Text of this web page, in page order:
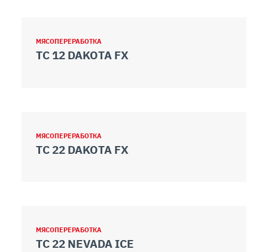
МЯСОПЕРЕРАБОТКА
TC 12 DAKOTA FX
МЯСОПЕРЕРАБОТКА
TC 22 DAKOTA FX
МЯСОПЕРЕРАБОТКА
TC 22 NEVADA ICE